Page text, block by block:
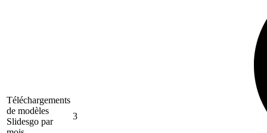
Téléchargements
de modèles
Slidesgo par
3